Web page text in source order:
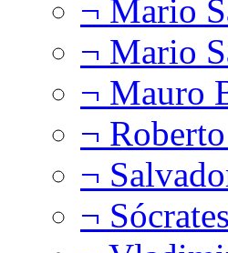
¬ Mario
¬ Mario
¬ Mauro
¬
¬
¬